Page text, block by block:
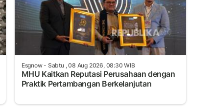
Esgnow- Sabtu , 08 Aug 2026, 08:30 WIB
MHU Kaitkan Reputasi Perusahaan dengan
Praktik Pertambangan Berkelanjutan